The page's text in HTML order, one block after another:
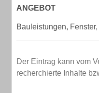
ANGEBOT
Bauleistungen,
Der Eintrag kann vom
recherchierte Inhalte